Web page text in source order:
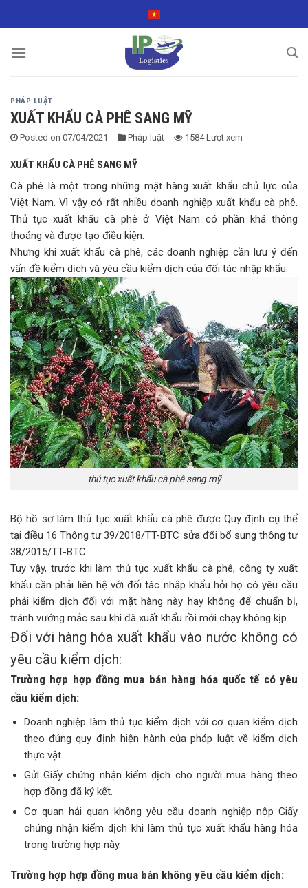
to
PHÁP LUẬT
XUẤT KHẨU CÀ PHÊ SANG MỸ
Posted on 07/04/2021 Pháp luật 1584 Lượt xem
XUẤT KHẨU CÀ PHÊ SANG MỸ
Cà phê là một trong những mặt hàng xuất khẩu chủ lực của
Việt Nam. Vì vậy có rất nhiều doanh nghiệp xuất khẩu cà phê.
Thủ tục xuất khẩu cà phê ở Việt Nam có phần khá thông
thoáng và được tạo điều kiện.
Nhưng khi xuất khẩu cà phê, các doanh nghiệp cần lưu ý đến
vấn đề kiểm dịch và yêu cầu kiểm dịch của đối tác nhập khẩu.
thủ tục xuất khẩu cà phê sang mỹ
Bộ hồ sơ làm thủ tục xuất khẩu cà phê được Quy định cụ thể
tại điều 16 Thông tư 39/2018/TT-BTC sửa đổi bổ sung thông tư
38/2015/TT-BTC
Tuy vậy, trước khi làm thủ tục xuất khẩu cà phê, công ty xuất
khẩu cần phải liên hệ với đối tác nhập khẩu hỏi họ có yêu cầu
phải kiểm dịch đối với mặt hàng này hay không để chuẩn bị,
tránh vướng mắc sau khi đã xuất khẩu rồi mới chạy không kịp.
Đối với hàng hóa xuất khẩu vào nước không có
yêu cầu kiểm dịch:
Trường hợp hợp đồng mua bán hàng hóa quốc tế có yêu
cầu kiểm dịch:
Doanh nghiệp làm thủ tục kiểm dịch với cơ quan kiểm dịch
theo đúng quy định hiện hành của pháp luật về kiểm dịch
thực vật.
Gửi Giấy chứng nhận kiểm dịch cho người mua hàng theo
hợp đồng đã ký kết.
Cơ quan hải quan không yêu cầu doanh nghiệp nộp Giấy
chứng nhận kiểm dịch khi làm thủ tục xuất khẩu hàng hóa
trong trường hợp này.
Trường hợp hợp đồng mua bán không yêu cầu kiểm dịch: